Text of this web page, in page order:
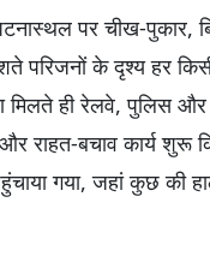
पर चीख-पुकार,
परिजनों के दृश्य हर
ही रेलवे, पुलिस और
राहत-बचाव कार्य शुरू
गया, जहां कुछ की